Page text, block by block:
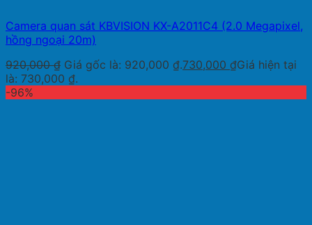
Camera quan sát KBVISION KX-A2011C4 (2.0 Megapixel,
hồng ngoại 20m)
920,000₫ Giá gốc là: 920,000 ₫.730,000 ₫Giá hiện tại
là: 730,000 ₫.
-96%